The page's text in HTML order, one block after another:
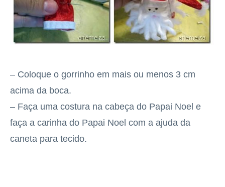
– Coloque o gorrinho em mais ou menos 3 cm
acima da boca.
– Faça uma costura na cabeça do Papai Noel e
faça a carinha do Papai Noel com a ajuda da
caneta para tecido.